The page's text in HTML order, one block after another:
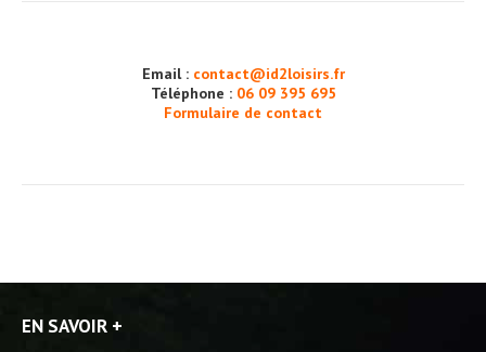
Email : contact@id2loisirs.fr
Téléphone : 06 09 395 695
Formulaire de contact
EN SAVOIR +